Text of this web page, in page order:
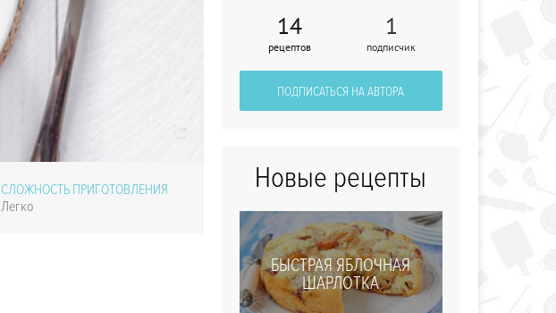
Домашняя
нутелла
СЛОЖНОСТЬ ПРИГОТОВЛЕНИЯ
Легко
14
рецептов
1
подписчик
ПОДПИСАТЬСЯ НА АВТОРА
Новые рецепты
БЫСТРАЯ ЯБЛОЧНАЯ
ШАРЛОТКА